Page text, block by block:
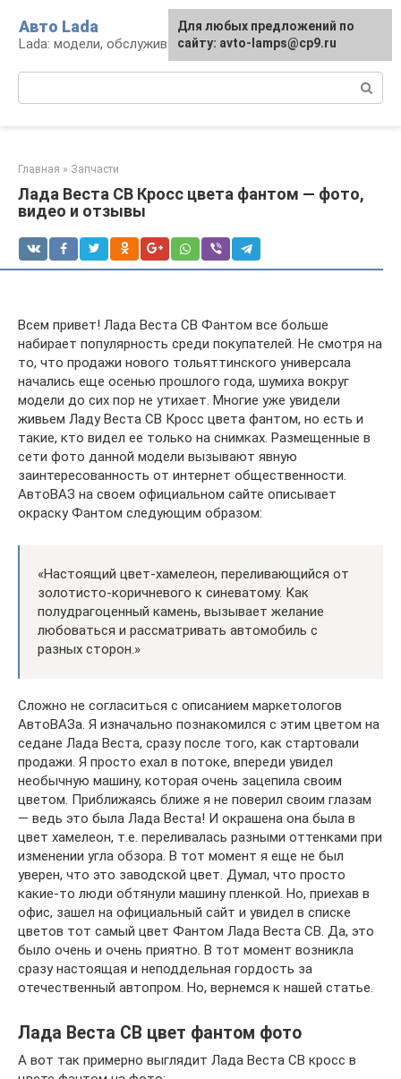
контенту
Авто Lada
Lada: модели, обслуживание, ремонт и тюнинг
Главная » Запчасти
Лада Веста СВ Кросс цвета фантом — фото,
видео и отзывы
Всем привет! Лада Веста СВ Фантом все больше
набирает популярность среди покупателей. Не смотря на
то, что продажи нового тольяттинского универсала
начались еще осенью прошлого года, шумиха вокруг
модели до сих пор не утихает. Многие уже увидели
живьем Ладу Веста СВ Кросс цвета фантом, но есть и
такие, кто видел ее только на снимках. Размещенные в
сети фото данной модели вызывают явную
заинтересованность от интернет общественности.
АвтоВАЗ на своем официальном сайте описывает
окраску Фантом следующим образом:
«Настоящий цвет-хамелеон, переливающийся от
золотисто-коричневого к синеватому. Как
полудрагоценный камень, вызывает желание
любоваться и рассматривать автомобиль с
разных сторон.»
Сложно не согласиться с описанием маркетологов
АвтоВАЗа. Я изначально познакомился с этим цветом на
седане Лада Веста, сразу после того, как стартовали
продажи. Я просто ехал в потоке, впереди увидел
необычную машину, которая очень зацепила своим
цветом. Приближаясь ближе я не поверил своим глазам
— ведь это была Лада Веста! И окрашена она была в
цвет хамелеон, т.е. переливалась разными оттенками при
изменении угла обзора. В тот момент я еще не был
уверен, что это заводской цвет. Думал, что просто
какие-то люди обтянули машину пленкой. Но, приехав в
офис, зашел на официальный сайт и увидел в списке
цветов тот самый цвет Фантом Лада Веста СВ. Да, это
было очень и очень приятно. В тот момент возникла
сразу настоящая и неподдельная гордость за
отечественный автопром. Но, вернемся к нашей статье.
Лада Веста СВ цвет фантом фото
А вот так примерно выглядит Лада Веста СВ кросс в
Для любых предложений по
сайту: avto-lamps@cp9.ru